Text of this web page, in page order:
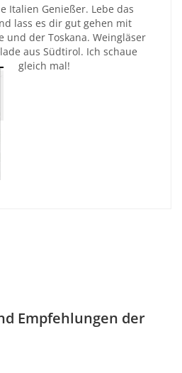
Italien Genießer. Lebe das
lass es dir gut gehen mit
und der Toskana. Weingläser
aus Südtirol. Ich schaue
gleich mal!
Empfehlungen der